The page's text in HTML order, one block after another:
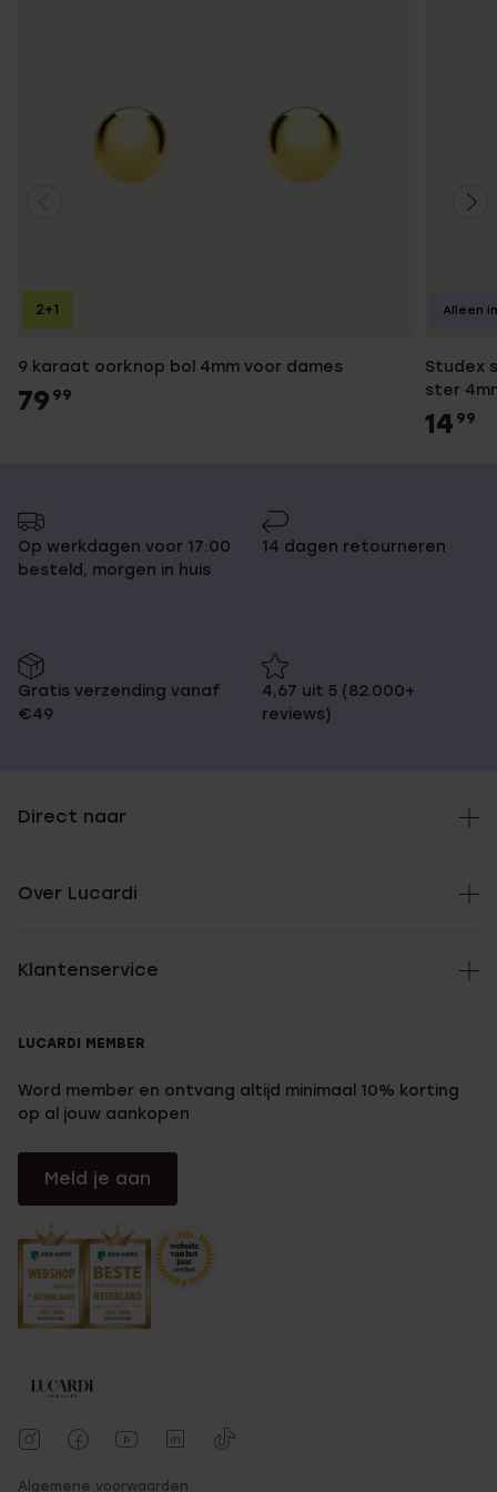
9 karaat oorknop bol 4mm voor dames
79 99
2+1
Studex
ster
14 99
Alleen
Op werkdagen voor 17:00
besteld, morgen in huis
14 dagen retourneren
Gratis verzending vanaf
€49
4,67 uit 5 (82.000+
reviews)
Direct naar
Over Lucardi
Klantenservice
LUCARDI MEMBER
Word member en ontvang altijd minimaal 10% korting
op al jouw aankopen
Meld je aan
Algemene voorwaarden